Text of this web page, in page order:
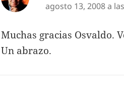
agosto 13, 2008 a
Muchas gracias Osvaldo.
Un abrazo.